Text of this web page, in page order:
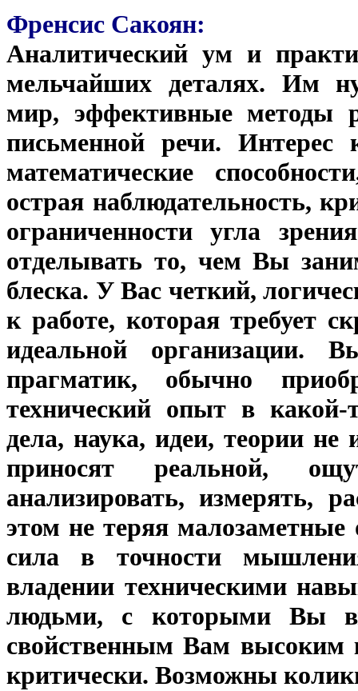
Френсис Сакоян:
Аналитический ум и
мельчайших деталях. Им
мир, эффективные методы
письменной речи. Интерес
математические
острая наблюдательность,
ограниченности угла
отделывать то, чем Вы
блеска. У Вас четкий,
к работе, которая требует
идеальной
прагматик, обычно
технический опыт в
дела, наука, идеи, теории не
приносят реальной,
анализировать, измерять,
этом не теряя
сила в точности
владении техническими
людьми, с которыми Вы
свойственным Вам высоким
критически. Возможны